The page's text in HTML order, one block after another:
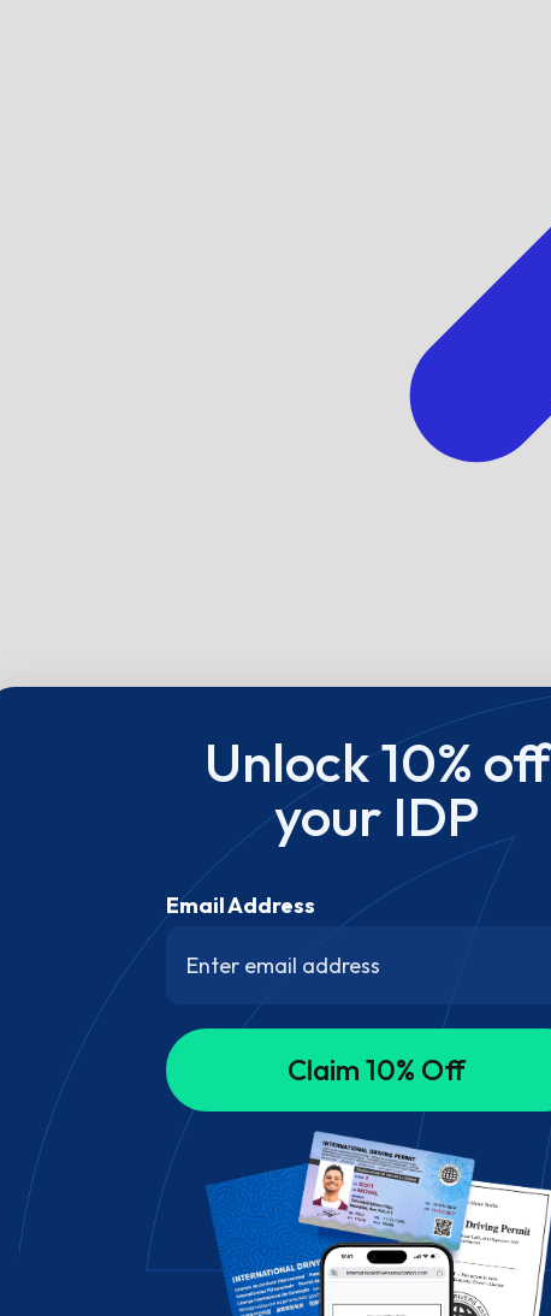
Unlock 10% off
your IDP
Email Address
Claim 10% Off